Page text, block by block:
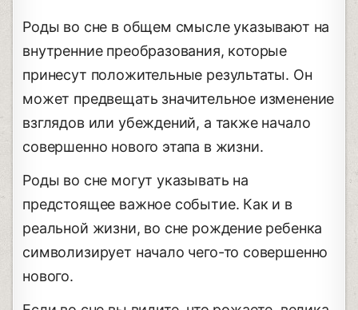
Роды во сне в общем смысле указывают на
внутренние преобразования, которые
принесут положительные результаты. Он
может предвещать значительное изменение
взглядов или убеждений, а также начало
совершенно нового этапа в жизни.
Роды во сне могут указывать на
предстоящее важное событие. Как и в
реальной жизни, во сне рождение ребенка
символизирует начало чего-то совершенно
нового.